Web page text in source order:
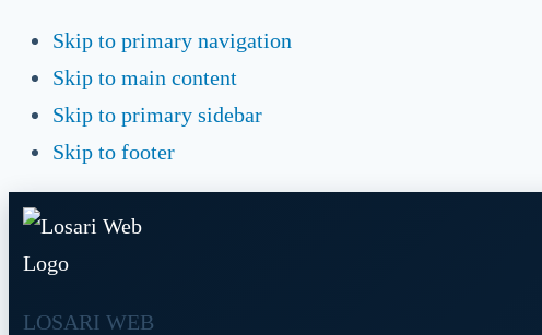
Skip to primary navigation
Skip to main content
Skip to primary sidebar
Skip to footer
LOSARI WEB